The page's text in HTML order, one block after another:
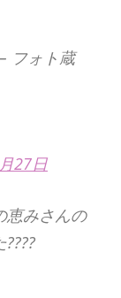
フォト蔵
27日
恵みさんの